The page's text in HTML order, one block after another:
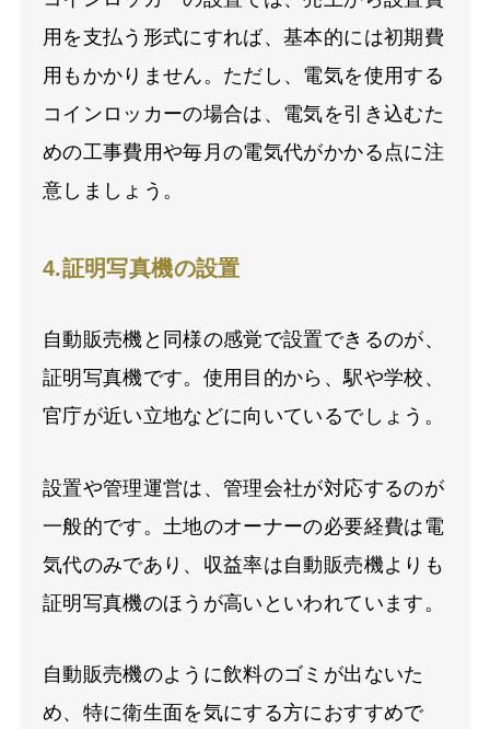
用を支払う形式にすれば、基本的には初期費
用もかかりません。ただし、電気を使用する
コインロッカーの場合は、電気を引き込むた
めの工事費用や毎月の電気代がかかる点に注
意しましょう。
4.証明写真機の設置
自動販売機と同様の感覚で設置できるのが、
証明写真機です。使用目的から、駅や学校、
官庁が近い立地などに向いているでしょう。
設置や管理運営は、管理会社が対応するのが
一般的です。土地のオーナーの必要経費は電
気代のみであり、収益率は自動販売機よりも
証明写真機のほうが高いといわれています。
自動販売機のように飲料のゴミが出ないた
め、特に衛生面を気にする方におすすめで